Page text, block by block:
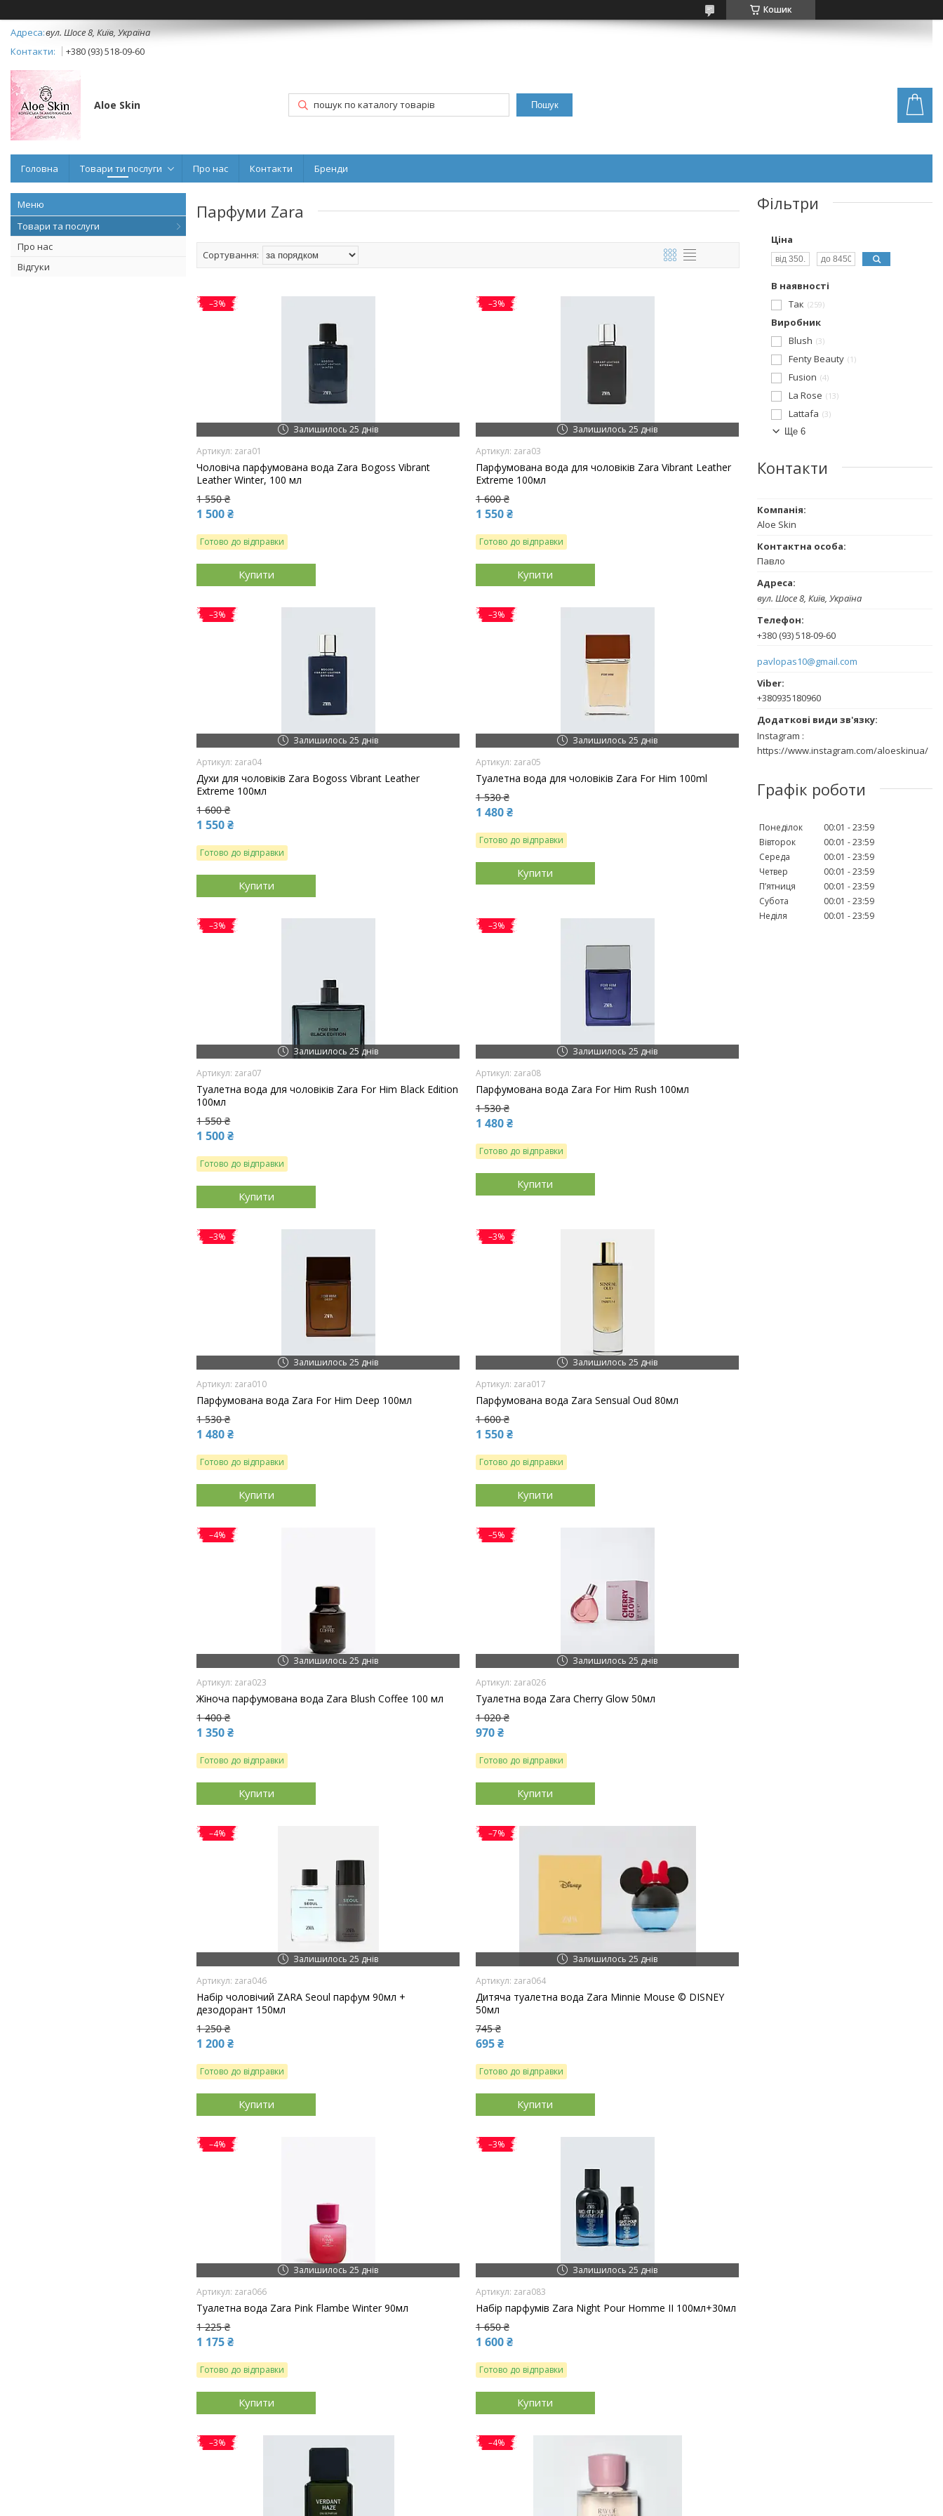
Кошик
вул. Шосе 8, Київ, Україна
+380 (93) 518-09-60
Aloe Skin Пошук
Головна Товари ти послуги Про нас Контакти Бренди
Товари та послуги
Про нас
Відгуки
Парфуми Zara
–3%
Залишилось 25 днів
zara01
Чоловіча парфумована вода Zara Bogoss Vibrant
Leather Winter, 100 мл
1 550 ₴
1 500 ₴
Готово до відправки
Купити
–3%
Залишилось 25 днів
zara03
Парфумована вода для чоловіків Zara Vibrant Leather
Extreme 100мл
1 600 ₴
1 550 ₴
Готово до відправки
Купити
–3%
Залишилось 25 днів
zara04
Духи для чоловіків Zara Bogoss Vibrant Leather
Extreme 100мл
1 600 ₴
1 550 ₴
Готово до відправки
Купити
–3%
Залишилось 25 днів
zara05
Туалетна вода для чоловіків Zara For Him 100ml
1 530 ₴
1 480 ₴
Готово до відправки
Купити
–3%
Залишилось 25 днів
zara07
Туалетна вода для чоловіків Zara For Him Black Edition
100мл
1 550 ₴
1 500 ₴
Готово до відправки
Купити
–3%
Залишилось 25 днів
zara08
Парфумована вода Zara For Him Rush 100мл
1 530 ₴
1 480 ₴
Готово до відправки
Купити
–3%
Залишилось 25 днів
zara010
Парфумована вода Zara For Him Deep 100мл
1 530 ₴
1 480 ₴
Готово до відправки
Купити
–3%
Залишилось 25 днів
zara017
Парфумована вода Zara Sensual Oud 80мл
1 600 ₴
1 550 ₴
Готово до відправки
Купити
–4%
Залишилось 25 днів
zara023
Жіноча парфумована вода Zara Blush Coffee 100 мл
1 400 ₴
1 350 ₴
Готово до відправки
Купити
–5%
Залишилось 25 днів
zara026
Туалетна вода Zara Cherry Glow 50мл
1 020 ₴
970 ₴
Готово до відправки
Купити
–4%
Залишилось 25 днів
zara046
Набір чоловічий ZARA Seoul парфум 90мл +
дезодорант 150мл
1 250 ₴
1 200 ₴
Готово до відправки
Купити
–7%
Залишилось 25 днів
zara064
Дитяча туалетна вода Zara Minnie Mouse © DISNEY
50мл
745 ₴
695 ₴
Готово до відправки
Купити
–4%
Залишилось 25 днів
zara066
Туалетна вода Zara Pink Flambe Winter 90мл
1 225 ₴
1 175 ₴
Готово до відправки
Купити
–3%
Залишилось 25 днів
zara083
Набір парфумів Zara Night Pour Homme II 100мл+30мл
1 650 ₴
1 600 ₴
Готово до відправки
Купити
–3% –4%
Фільтри
Ціна
В наявності
Так
259
Виробник
Blush
3
Fenty Beauty 1
Fusion 4
La Rose 13
Lattafa
3
Ще 6
Контакти
Aloe Skin
Павло
вул. Шосе 8, Київ, Україна
+380 (93) 518-09-60
pavlopas10@gmail.com
+380935180960
Instagram
https://www.instagram.com/aloeskinua/
Графік роботи
Понеділок 00:01
23:59
Вівторок
00:01
23:59
Середа
00:01
23:59
Четвер
00:01
23:59
Пʼятниця
00:01
23:59
Субота
00:01
23:59
Неділя
00:01 23:59